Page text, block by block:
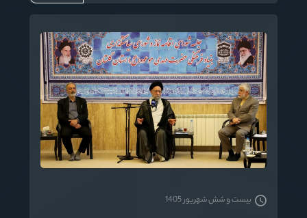
بیست و شش شهریور 1405